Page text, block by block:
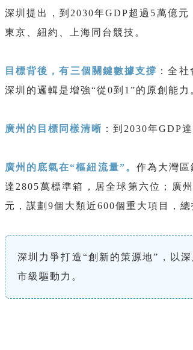
深圳提出，到2030年GDP超過5萬億
東京、紐約、上海同台競技。
目標背後，有三個關鍵數據支撐 ：全
深圳的邏輯是增強“從0到1”的原創能
廣州的目標同樣清晰 ：到2030年GDP
廣州的底氣在“樞紐流量”。 作為大灣
達2805萬標準箱，居全球第六位；廣
元，謀劃9個大類近600個重大項目，
深圳力爭打造“創新的策源地”，以
市級驅動力。